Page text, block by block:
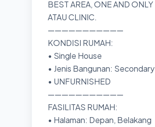
BEST AREA, ONE AND
ATAU CLINIC.
———————————
KONDISI RUMAH:
• Single House
• Jenis Bangunan: Secondary
• UNFURNISHED
———————————
FASILITAS RUMAH:
• Halaman: Depan, Belakang